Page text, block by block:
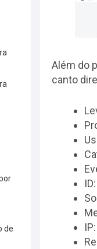
de
Além do
canto